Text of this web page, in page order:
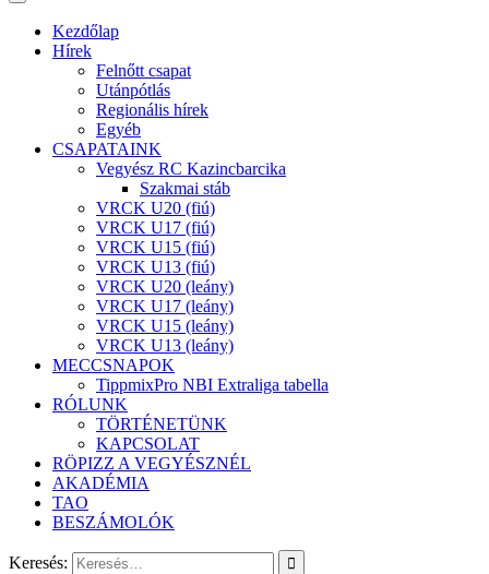
Kezdőlap
Hírek
Felnőtt csapat
Utánpótlás
Regionális hírek
Egyéb
CSAPATAINK
Vegyész RC Kazincbarcika
Szakmai stáb
VRCK U20 (fiú)
VRCK U17 (fiú)
VRCK U15 (fiú)
VRCK U13 (fiú)
VRCK U20 (leány)
VRCK U17 (leány)
VRCK U15 (leány)
VRCK U13 (leány)
MECCSNAPOK
TippmixPro NBI Extraliga tabella
RÓLUNK
TÖRTÉNETÜNK
KAPCSOLAT
RÖPIZZ A VEGYÉSZNÉL
AKADÉMIA
TAO
BESZÁMOLÓK
Keresés: